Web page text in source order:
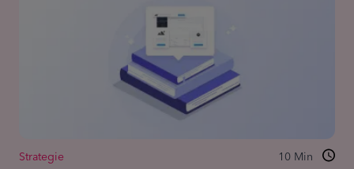
Strategie 10 Min